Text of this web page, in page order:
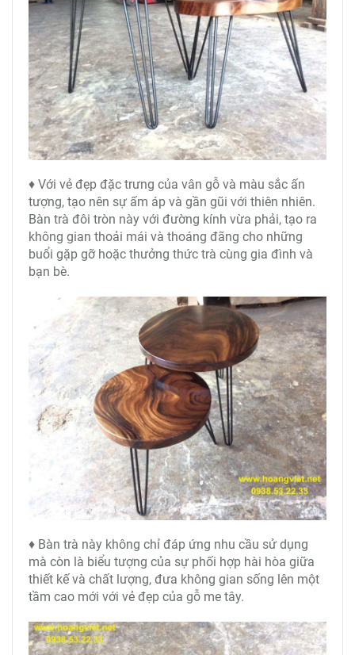
♦ Với vẻ đẹp đặc trưng của vân gỗ và màu sắc ấn
tượng, tạo nên sự ấm áp và gần gũi với thiên nhiên.
Bàn trà đôi tròn này với đường kính vừa phải, tạo ra
không gian thoải mái và thoáng đãng cho những
buổi gặp gỡ hoặc thưởng thức trà cùng gia đình và
bạn bè.
♦ Bàn trà này không chỉ đáp ứng nhu cầu sử dụng
mà còn là biểu tượng của sự phối hợp hài hòa giữa
thiết kế và chất lượng, đưa không gian sống lên một
tầm cao mới với vẻ đẹp của gỗ me tây.